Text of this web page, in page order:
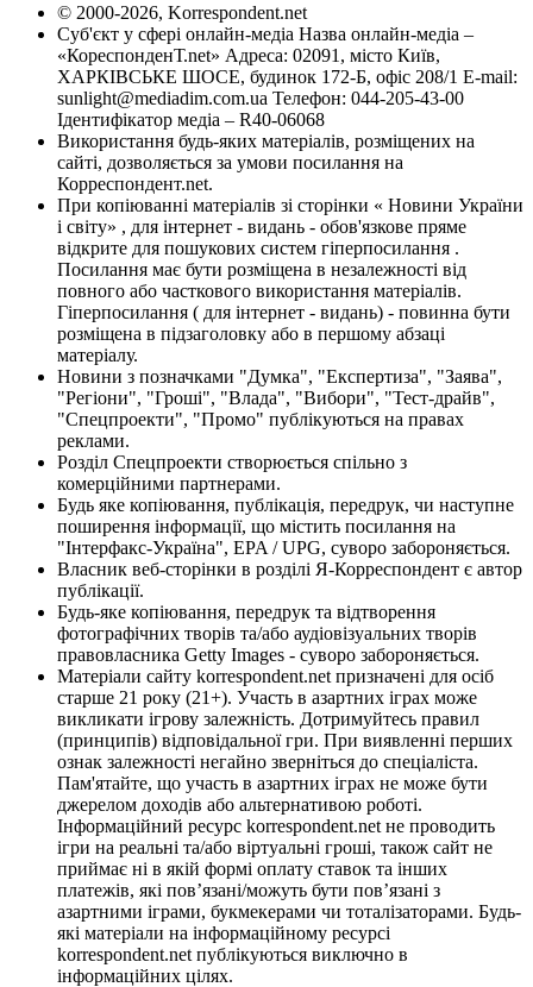
© 2000-2026, Korrespondent.net
Суб'єкт у сфері онлайн-медіа Назва онлайн-медіа –
«КореспонденТ.net» Адреса: 02091, місто Київ,
ХАРКІВСЬКЕ ШОСЕ, будинок 172-Б, офіс 208/1 E-mail:
sunlight@mediadim.com.ua Телефон: 044-205-43-00
Ідентифікатор медіа – R40-06068
Використання будь-яких матеріалів, розміщених на
сайті, дозволяється за умови посилання на
Корреспондент.net.
При копіюванні матеріалів зі сторінки « Новини України
і світу» , для інтернет - видань - обов'язкове пряме
відкрите для пошукових систем гіперпосилання .
Посилання має бути розміщена в незалежності від
повного або часткового використання матеріалів.
Гіперпосилання ( для інтернет - видань) - повинна бути
розміщена в підзаголовку або в першому абзаці
матеріалу.
Новини з позначками "Думка", "Експертиза", "Заява",
"Регіони", "Гроші", "Влада", "Вибори", "Тест-драйв",
"Спецпроекти", "Промо" публікуються на правах
реклами.
Розділ Спецпроекти створюється спільно з
комерційними партнерами.
Будь яке копіювання, публікація, передрук, чи наступне
поширення інформації, що містить посилання на
"Інтерфакс-Україна", EPA / UPG, суворо забороняється.
Власник веб-сторінки в розділі Я-Корреспондент є автор
публікації.
Будь-яке копіювання, передрук та відтворення
фотографічних творів та/або аудіовізуальних творів
правовласника Getty Images - суворо забороняється.
Матеріали сайту korrespondent.net призначені для осіб
старше 21 року (21+). Участь в азартних іграх може
викликати ігрову залежність. Дотримуйтесь правил
(принципів) відповідальної гри. При виявленні перших
ознак залежності негайно зверніться до спеціаліста.
Пам'ятайте, що участь в азартних іграх не може бути
джерелом доходів або альтернативою роботі.
Інформаційний ресурс korrespondent.net не проводить
ігри на реальні та/або віртуальні гроші, також сайт не
приймає ні в якій формі оплату ставок та інших
платежів, які пов’язані/можуть бути пов’язані з
азартними іграми, букмекерами чи тоталізаторами. Будь-
які матеріали на інформаційному ресурсі
korrespondent.net публікуються виключно в
інформаційних цілях.